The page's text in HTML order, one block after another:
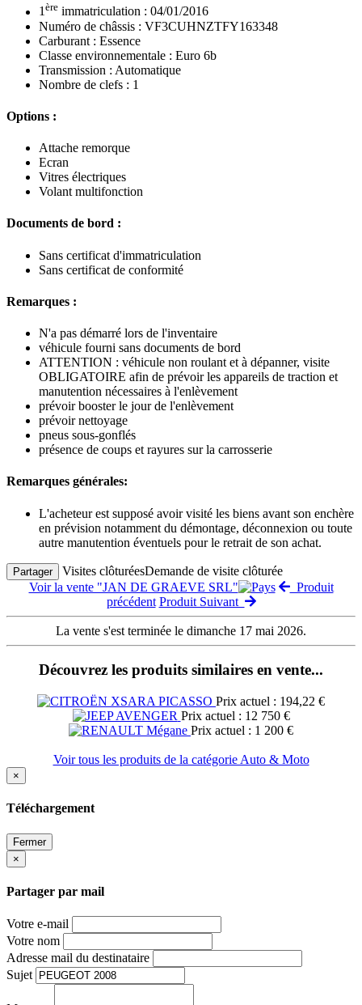
1ère immatriculation : 04/01/2016
Numéro de châssis : VF3CUHNZTFY163348
Carburant : Essence
Classe environnementale : Euro 6b
Transmission : Automatique
Nombre de clefs : 1
Options :
Attache remorque
Ecran
Vitres électriques
Volant multifonction
Documents de bord :
Sans certificat d'immatriculation
Sans certificat de conformité
Remarques :
N'a pas démarré lors de l'inventaire
véhicule fourni sans documents de bord
ATTENTION : véhicule non roulant et à dépanner, visite
OBLIGATOIRE afin de prévoir les appareils de traction et
manutention nécessaires à l'enlèvement
prévoir booster le jour de l'enlèvement
prévoir nettoyage
pneus sous-gonflés
présence de coups et rayures sur la carrosserie
Remarques générales:
L'acheteur est supposé avoir visité les biens avant son enchère
en prévision notamment du démontage, déconnexion ou toute
autre manutention éventuels pour le retrait de son achat.
Partager Visites clôturéesDemande de visite clôturée
Voir la vente "JAN DE GRAEVE SRL"
Produit
précédent Produit Suivant
La vente s'est terminée le dimanche 17 mai 2026.
Découvrez les produits similaires en vente...
Prix actuel : 194,22 €
Prix actuel : 12 750 €
Prix actuel : 1 200 €
Voir tous les produits de la catégorie Auto & Moto
×
Téléchargement
Fermer
×
Partager par mail
Votre e-mail
Votre nom
Adresse mail du destinataire
Sujet